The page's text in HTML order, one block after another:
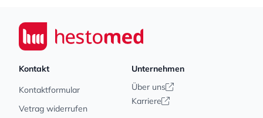
Seiwert GmbH
Kontakt
Kontaktformular
Vetrag widerrufen
Unternehmen
Über uns
Karriere